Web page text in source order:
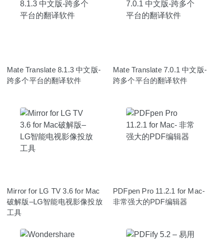
Mate Translate 8.1.3 中文版-
跨多个平台的翻译软件
Mate Translate 7.0.1 中文版-
跨多个平台的翻译软件
Mirror for LG TV 3.6 for Mac
破解版–LG智能电视影像投放
工具
PDFpen Pro 11.2.1 for Mac-
非常强大的PDF编辑器